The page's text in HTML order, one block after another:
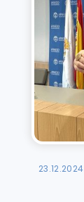
23.12.2024